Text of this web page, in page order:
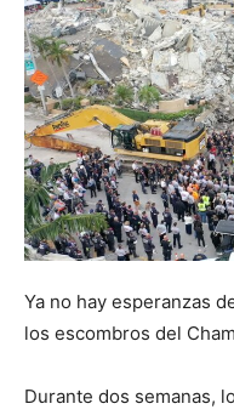
Ya no hay esperanzas
los escombros del
Durante dos semanas,